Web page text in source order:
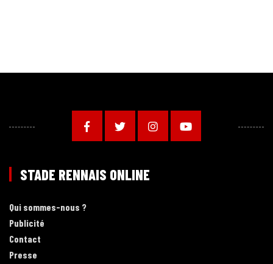
STADE RENNAIS ONLINE
Qui sommes-nous ?
Publicité
Contact
Presse